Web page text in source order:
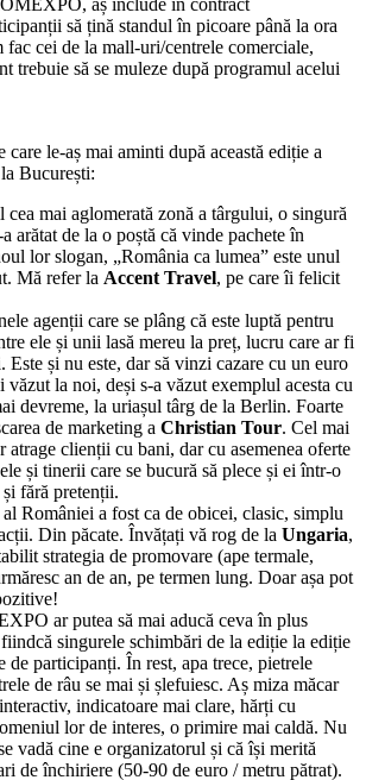
aș include în contract
să țină standul în picoare până la ora
cei de la mall-uri/centrele comerciale,
trebuie să se muleze după programul acelui
care le-aș mai aminti după această ediție a
București:
mai aglomerată zonă a târgului, o singură
arătat de la o poștă că vinde pachete în
lor slogan, „România ca lumea” este unul
Mă refer la Accent Travel, pe care îi felicit
agenții care se plâng că este luptă pentru
ele și unii lasă mereu la preț, lucru care ar fi
Este și nu este, dar să vinzi cazare cu un euro
văzut la noi, deși s-a văzut exemplul acesta cu
devreme, la uriașul târg de la Berlin. Foarte
de marketing a Christian Tour. Cel mai
atrage clienții cu bani, dar cu asemenea oferte
și tinerii care se bucură să plece și ei într-o
fără pretenții.
României a fost ca de obicei, clasic, simplu
Din păcate. Învățați vă rog de la Ungaria,
strategia de promovare (ape termale,
an de an, pe termen lung. Doar așa pot
ar putea să mai aducă ceva în plus
singurele schimbări de la ediție la ediție
de participanți. În rest, apa trece, pietrele
de râu se mai și șlefuiesc. Aș miza măcar
indicatoare mai clare, hărți cu
lor de interes, o primire mai caldă. Nu
vadă cine e organizatorul și că își merită
de închiriere (50-90 de euro / metru pătrat).